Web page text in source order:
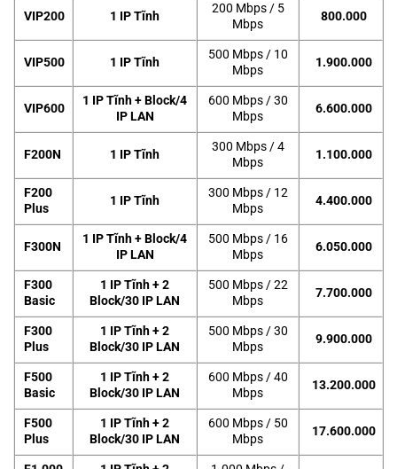
VIP200 1 IP Tĩnh
200 Mbps / 5
Mbps
800.000
VIP500 1 IP Tĩnh
500 Mbps / 10
Mbps
1.900.000
VIP600
1 IP Tĩnh + Block/4
IP LAN
600 Mbps / 30
Mbps
6.600.000
F200N 1 IP Tĩnh
300 Mbps / 4
Mbps
1.100.000
F200
Plus
1 IP Tĩnh
300 Mbps / 12
Mbps
4.400.000
F300N
1 IP Tĩnh + Block/4
IP LAN
500 Mbps / 16
Mbps
6.050.000
F300
Basic
1 IP Tĩnh + 2
Block/30 IP LAN
500 Mbps / 22
Mbps
7.700.000
F300
Plus
1 IP Tĩnh + 2
Block/30 IP LAN
500 Mbps / 30
Mbps
9.900.000
F500
Basic
1 IP Tĩnh + 2
Block/30 IP LAN
600 Mbps / 40
Mbps
13.200.000
F500
Plus
1 IP Tĩnh + 2
Block/30 IP LAN
600 Mbps / 50
Mbps
17.600.000